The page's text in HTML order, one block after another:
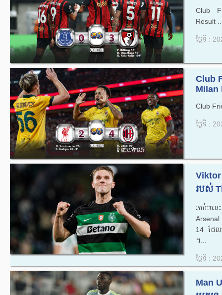
Club
Result
ថ្ងៃទី :
Club
Milan
Club
ថ្ងៃទី :
របស់
ឆាប់ៗនេ
Arsenal
14 ដែល
។...
ថ្ងៃទី :
Man